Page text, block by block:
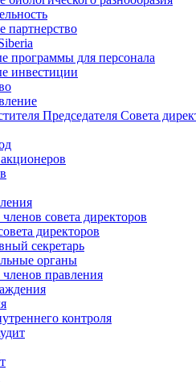
партнерство
программы для персонала
инвестиции
Председателя Совета
совета директоров
директоров
секретарь
органы
правления
контроля